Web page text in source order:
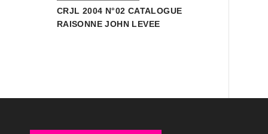
CRJL 2004 N°02 CATALOGUE
RAISONNE JOHN LEVEE